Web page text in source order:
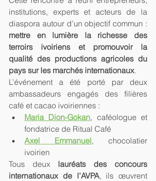
institutions, experts et acteurs de la
mettre en lumière la richesse des
terroirs ivoiriens et promouvoir la
qualité des productions agricoles du
pays sur les marchés internationaux.
L’événement a été porté par deux
ambassadeurs engagés des filières
café et cacao ivoiriennes :
Maria Dion-Gokan, caféologue et
fondatrice de Ritual Café
Axel Emmanuel, chocolatier
ivoirien
Tous deux lauréats des concours
internationaux de l’AVPA, ils œuvrent